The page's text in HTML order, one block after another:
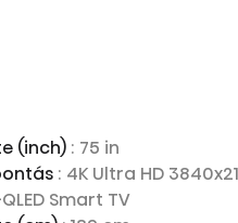
(inch) : 75 in
: 4K Ultra HD
Smart TV